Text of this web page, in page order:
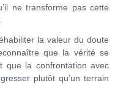
ne transforme pas cette
la valeur du doute
que la vérité se
que la confrontation avec
plutôt qu’un terrain